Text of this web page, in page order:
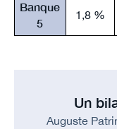
Banque
5
1,8 %
Un
Auguste